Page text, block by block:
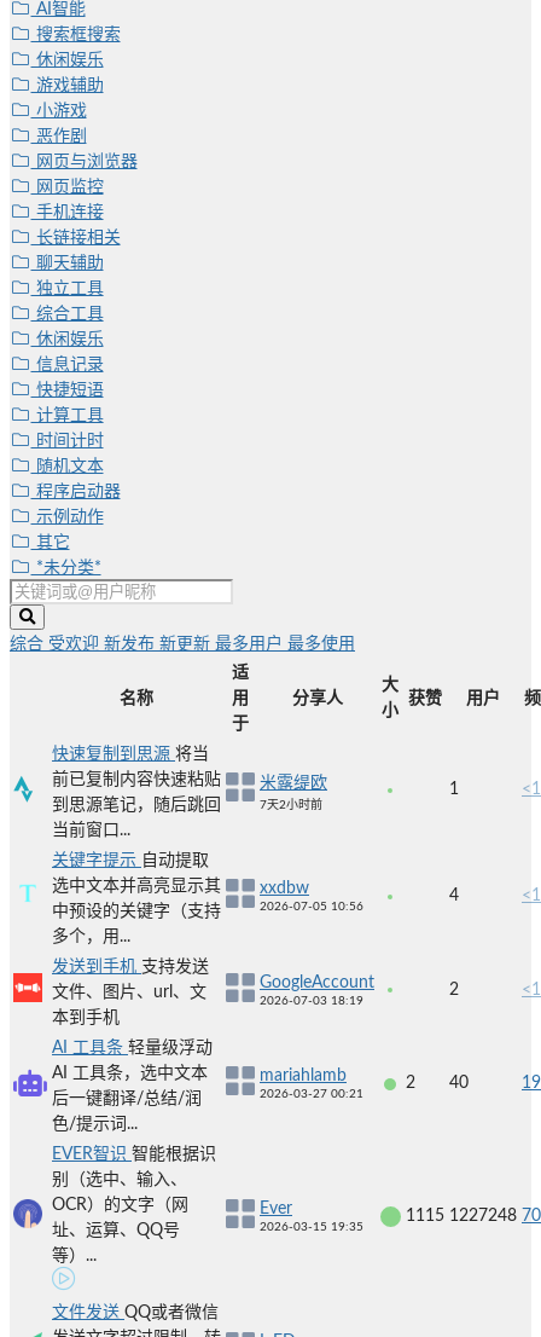
AI智能
搜索框搜索
休闲娱乐
游戏辅助
小游戏
恶作剧
网页与浏览器
网页监控
手机连接
长链接相关
聊天辅助
独立工具
综合工具
休闲娱乐
信息记录
快捷短语
计算工具
时间计时
随机文本
程序启动器
示例动作
其它
*未分类*
综合 受欢迎 新发布 新更新 最多用户 最多使用
名称
适
用
于
分享人
大
小
获赞 用户
快速复制到思源 将当
前已复制内容快速粘贴
到思源笔记，随后跳回
当前窗口...
米露缇欧
7天2小时前
1
关键字提示 自动提取
选中文本并高亮显示其
中预设的关键字（支持
多个，用...
xxdbw
2026-07-05 10:56
4
发送到手机 支持发送
文件、图片、url、文
本到手机
GoogleAccount
2026-07-03 18:19
2
AI 工具条 轻量级浮动
AI 工具条，选中文本
后一键翻译/总结/润
色/提示词...
mariahlamb
2026-03-27 00:21
2 40 19
EVER智识 智能根据识
别（选中、输入、
OCR）的文字（网
址、运算、QQ号
等）...
Ever
2026-03-15 19:35
1115 1227248
文件发送 QQ或者微信